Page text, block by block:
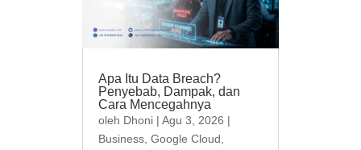
Apa Itu Data Breach?
Penyebab, Dampak, dan
Cara Mencegahnya
oleh Dhoni |Agu 3, 2026 |
Business ,Google Cloud